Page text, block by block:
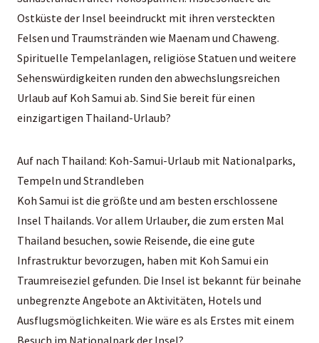
Ostküste der Insel beeindruckt mit ihren versteckten
Felsen und Traumstränden wie Maenam und Chaweng.
Spirituelle Tempelanlagen, religiöse Statuen und weitere
Sehenswürdigkeiten runden den abwechslungsreichen
Urlaub auf Koh Samui ab. Sind Sie bereit für einen
einzigartigen Thailand-Urlaub?
Auf nach Thailand: Koh-Samui-Urlaub mit Nationalparks,
Tempeln und Strandleben
Koh Samui ist die größte und am besten erschlossene
Insel Thailands. Vor allem Urlauber, die zum ersten Mal
Thailand besuchen, sowie Reisende, die eine gute
Infrastruktur bevorzugen, haben mit Koh Samui ein
Traumreiseziel gefunden. Die Insel ist bekannt für beinahe
unbegrenzte Angebote an Aktivitäten, Hotels und
Ausflugsmöglichkeiten. Wie wäre es als Erstes mit einem
Besuch im Nationalpark der Insel?